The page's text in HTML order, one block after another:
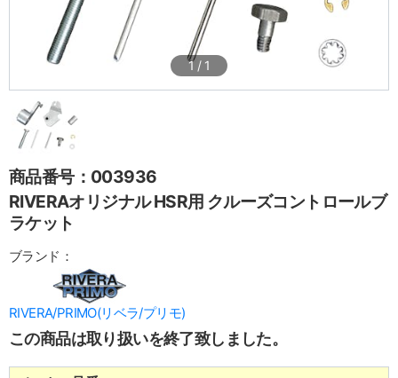
1/ 1
商品番号：003936
RIVERAオリジナル HSR用 クルーズコントロールブ
ラケット
ブランド：
RIVERA/PRIMO(リベラ/プリモ)
この商品は取り扱いを終了致しました。